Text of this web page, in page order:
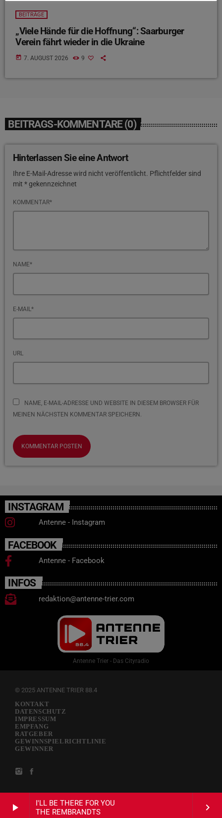
play_arrow
I'LL BE THERE FOR YOU
THE REMBRANDTS
keyboard_arrow_right
BEITRÄGE
„Viele Hände für die Hoffnung“: Saarburger
Verein fährt wieder in die Ukraine
today 7. AUGUST 2026 9
BEITRAGS-KOMMENTARE (0)
Hinterlassen Sie eine Antwort
Ihre E-Mail-Adresse wird nicht veröffentlicht. Pflichtfelder sind
mit * gekennzeichnet
KOMMENTAR*
NAME*
E-MAIL*
URL
NAME, E-MAIL-ADRESSE UND WEBSITE IN DIESEM BROWSER FÜR
MEINEN NÄCHSTEN KOMMENTAR SPEICHERN.
INSTAGRAM
Antenne - Instagram
FACEBOOK
Antenne - Facebook
INFOS
redaktion@antenne-trier.com
Antenne Trier - Das Cityradio
© 2025 ANTENNE TRIER 88.4
KONTAKT
DATENSCHUTZ
IMPRESSUM
EMPFANG
RATGEBER
GEWINNSPIELRICHTLINIE
GEWINNER